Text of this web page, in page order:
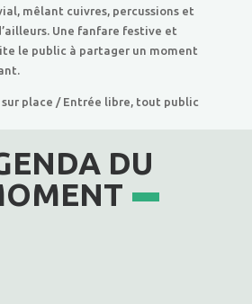
mêlant cuivres, percussions et
Une fanfare festive et
le public à partager un moment
place / Entrée libre, tout public
DU